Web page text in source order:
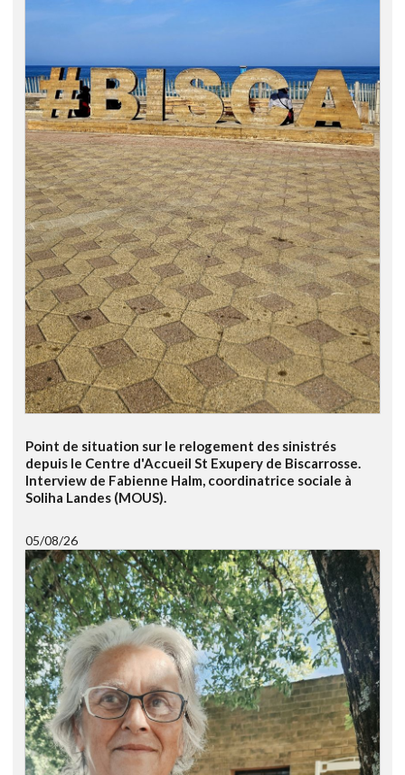
Point de situation sur le relogement des sinistrés
depuis le Centre d'Accueil St Exupery de Biscarrosse.
Interview de Fabienne Halm, coordinatrice sociale à
Soliha Landes (MOUS).
05/08/26